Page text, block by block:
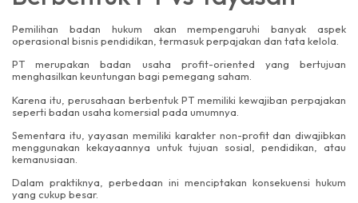
Pemilihan badan hukum akan mempengaruhi banyak aspek
operasional bisnis pendidikan, termasuk perpajakan dan tata kelola.
PT merupakan badan usaha profit-oriented yang bertujuan
menghasilkan keuntungan bagi pemegang saham.
Karena itu, perusahaan berbentuk PT memiliki kewajiban perpajakan
seperti badan usaha komersial pada umumnya.
Sementara itu, yayasan memiliki karakter non-profit dan diwajibkan
menggunakan kekayaannya untuk tujuan sosial, pendidikan, atau
kemanusiaan.
Dalam praktiknya, perbedaan ini menciptakan konsekuensi hukum
yang cukup besar.